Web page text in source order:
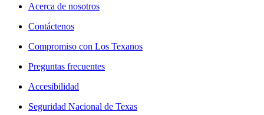
Acerca de nosotros
Contáctenos
Compromiso con Los Texanos
Preguntas frecuentes
Accesibilidad
Seguridad Nacional de Texas